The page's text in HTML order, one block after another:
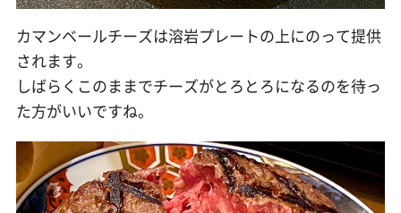
カマンベールチーズは溶岩プレートの上にのって提供
されます。
しばらくこのままでチーズがとろとろになるのを待っ
た方がいいですね。